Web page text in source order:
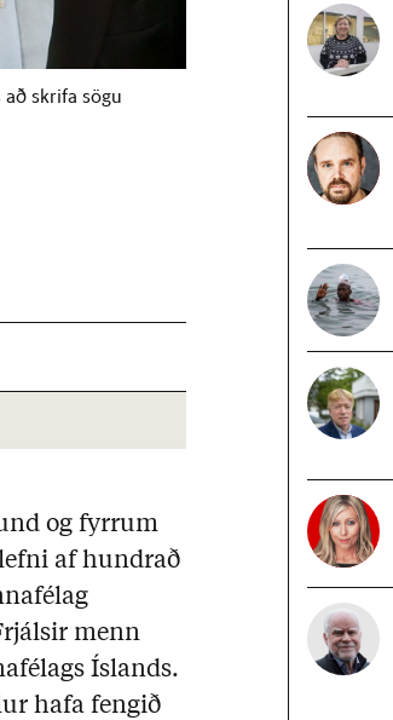
skrifa sögu
og fyrrum
af hundrað
menn
Íslands.
hafa fengið